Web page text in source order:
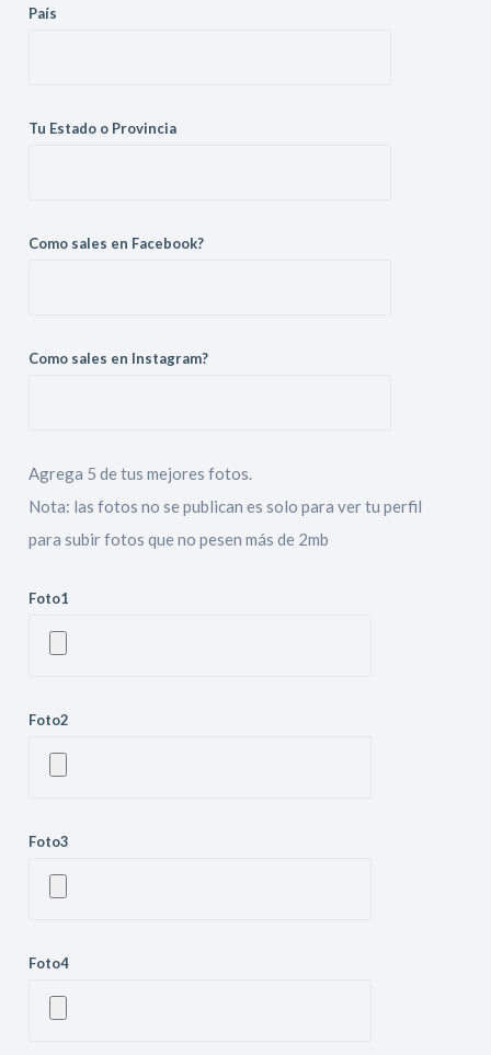
País
Tu Estado o Provincia
Como sales en Facebook?
Como sales en Instagram?
Agrega 5 de tus mejores fotos.
Nota: las fotos no se publican es solo para ver tu perfil
para subir fotos que no pesen más de 2mb
Foto1
Foto2
Foto3
Foto4